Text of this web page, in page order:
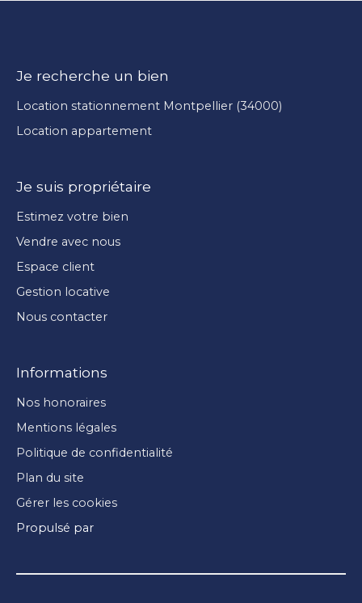
Je recherche un bien
Location stationnement Montpellier (34000)
Location appartement
Je suis propriétaire
Estimez votre bien
Vendre avec nous
Espace client
Gestion locative
Nous contacter
Informations
Nos honoraires
Mentions légales
Politique de confidentialité
Plan du site
Gérer les cookies
Propulsé par